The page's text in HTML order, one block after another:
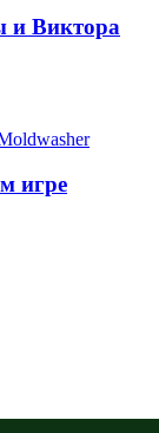
и Виктора
игре